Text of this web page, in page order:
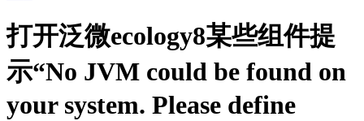
打开泛微ecology8某些组件提
示“No JVM could be found on
your system. Please define